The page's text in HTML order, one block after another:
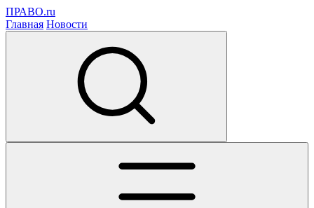
ПРАВО.ru
Главная Новости